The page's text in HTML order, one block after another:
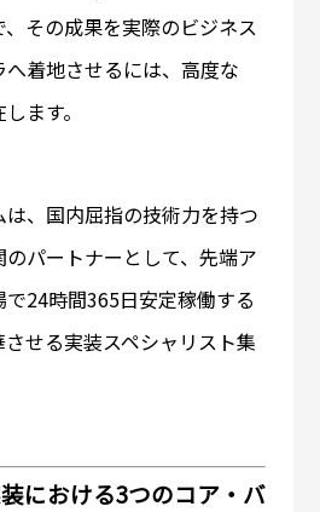
その成果を実際のビジネス
着地させるには、高度な
ます。
、国内屈指の技術力を持つ
パートナーとして、先端ア
24時間365日安定稼働する
せる実装スペシャリスト集
における3つのコア・バ